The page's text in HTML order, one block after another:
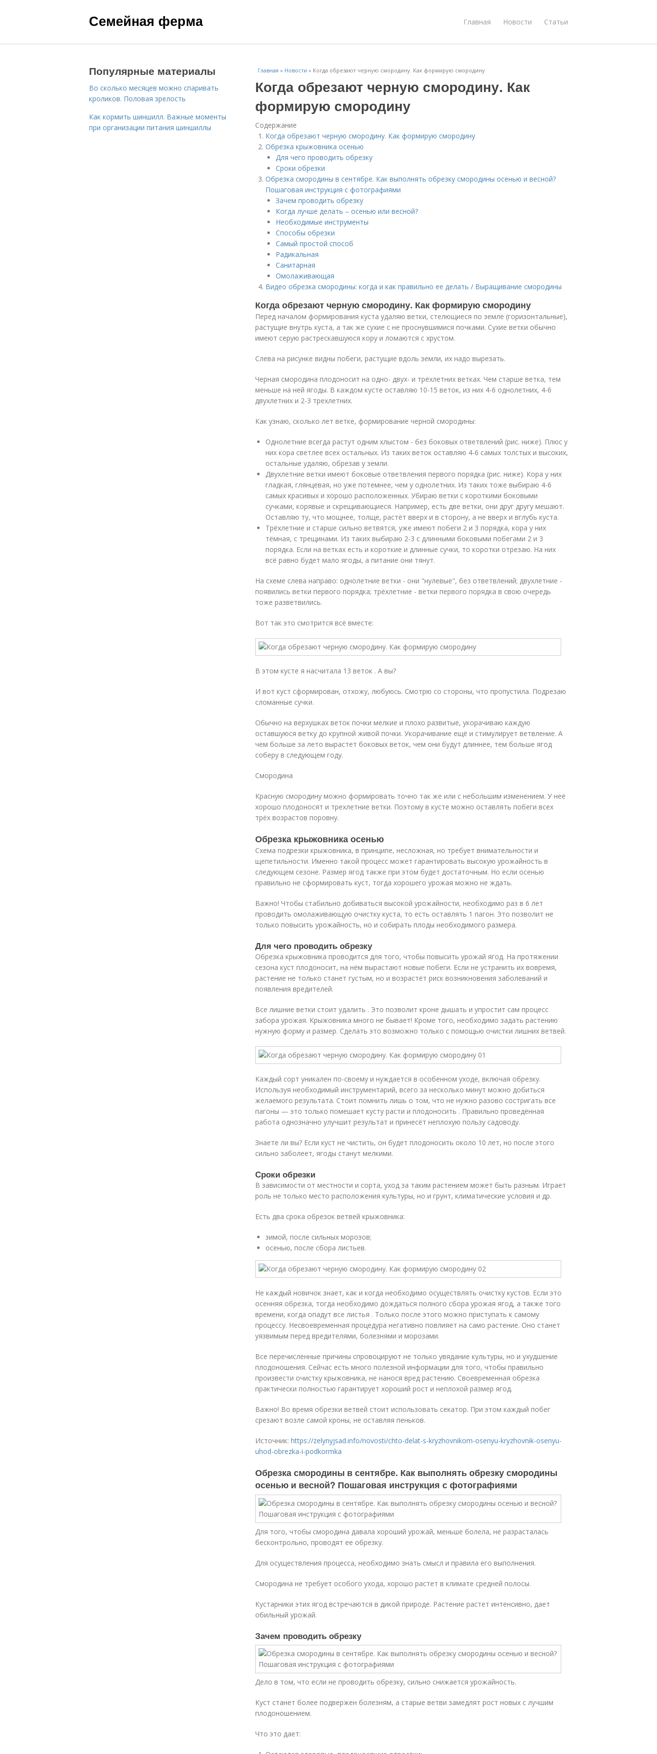
Семейная ферма Главная Новости Статьи
Главная » Новости » Когда обрезают черную смородину. Как формирую смородину
Когда обрезают черную смородину. Как
формирую смородину
Содержание
Когда обрезают черную смородину. Как формирую смородину
Обрезка крыжовника осенью
Для чего проводить обрезку
Сроки обрезки
Обрезка смородины в сентябре. Как выполнять обрезку смородины осенью и весной?
Пошаговая инструкция с фотографиями
Зачем проводить обрезку
Когда лучше делать – осенью или весной?
Необходимые инструменты
Способы обрезки
Самый простой способ
Радикальная
Санитарная
Омолаживающая
Видео обрезка смородины: когда и как правильно ее делать / Выращивание смородины
Когда обрезают черную смородину. Как формирую смородину
Перед началом формирования куста удаляю ветки, стелющиеся по земле (горизонтальные),
растущие внутрь куста, а так же сухие с не проснувшимися почками. Сухие ветки обычно
имеют серую растрескавшуюся кору и ломаются с хрустом.
Слева на рисунке видны побеги, растущие вдоль земли, их надо вырезать.
Черная смородина плодоносит на одно- двух- и трёхлетних ветках. Чем старше ветка, тем
меньше на ней ягоды. В каждом кусте оставляю 10-15 веток, из них 4-6 однолетних, 4-6
двухлетних и 2-3 трехлетних.
Как узнаю, сколько лет ветке, формирование черной смородины:
Однолетние всегда растут одним хлыстом - без боковых ответвлений (рис. ниже). Плюс у
них кора светлее всех остальных. Из таких веток оставляю 4-6 самых толстых и высоких,
остальные удаляю, обрезав у земли.
Двухлетние ветки имеют боковые ответвления первого порядка (рис. ниже). Кора у них
гладкая, глянцевая, но уже потемнее, чем у однолетних. Из таких тоже выбираю 4-6
самых красивых и хорошо расположенных. Убираю ветки с короткими боковыми
сучками, корявые и скрещивающиеся. Например, есть две ветки, они друг другу мешают.
Оставляю ту, что мощнее, толще, растёт вверх и в сторону, а не вверх и вглубь куста.
Трёхлетние и старше сильно ветвятся, уже имеют побеги 2 и 3 порядка, кора у них
тёмная, с трещинами. Из таких выбираю 2-3 с длинными боковыми побегами 2 и 3
порядка. Если на ветках есть и короткие и длинные сучки, то коротки отрезаю. На них
всё равно будет мало ягоды, а питание они тянут.
На схеме слева направо: однолетние ветки - они "нулевые", без ответвлений; двухлетние -
появились ветки первого порядка; трёхлетние - ветки первого порядка в свою очередь
тоже разветвились.
Вот так это смотрится всё вместе:
В этом кусте я насчитала 13 веток . А вы?
И вот куст сформирован, отхожу, любуюсь. Смотрю со стороны, что пропустила. Подрезаю
сломанные сучки.
Обычно на верхушках веток почки мелкие и плохо развитые, укорачиваю каждую
оставшуюся ветку до крупной живой почки. Укорачивание ещё и стимулирует ветвление. А
чем больше за лето вырастет боковых веток, чем они будут длиннее, тем больше ягод
соберу в следующем году.
Смородина
Красную смородину можно формировать точно так же или с небольшим изменением. У неё
хорошо плодоносят и трехлетние ветки. Поэтому в кусте можно оставлять побеги всех
трёх возрастов поровну.
Обрезка крыжовника осенью
Схема подрезки крыжовника, в принципе, несложная, но требует внимательности и
щепетильности. Именно такой процесс может гарантировать высокую урожайность в
следующем сезоне. Размер ягод также при этом будет достаточным. Но если осенью
правильно не сформировать куст, тогда хорошего урожая можно не ждать.
Важно! Чтобы стабильно добиваться высокой урожайности, необходимо раз в 6 лет
проводить омолаживающую очистку куста, то есть оставлять 1 пагон. Это позволит не
только повысить урожайность, но и собирать плоды необходимого размера.
Для чего проводить обрезку
Обрезка крыжовника проводится для того, чтобы повысить урожай ягод. На протяжении
сезона куст плодоносит, на нём вырастают новые побеги. Если не устранить их вовремя,
растение не только станет густым, но и возрастёт риск возникновения заболеваний и
появления вредителей.
Все лишние ветки стоит удалить . Это позволит кроне дышать и упростит сам процесс
забора урожая. Крыжовника много не бывает! Кроме того, необходимо задать растению
нужную форму и размер. Сделать это возможно только с помощью очистки лишних ветвей.
Каждый сорт уникален по-своему и нуждается в особенном уходе, включая обрезку.
Используя необходимый инструментарий, всего за несколько минут можно добиться
желаемого результата. Стоит помнить лишь о том, что не нужно разово состригать все
пагоны — это только помешает кусту расти и плодоносить . Правильно проведённая
работа однозначно улучшит результат и принесёт неплохую пользу садоводу.
Знаете ли вы? Если куст не чистить, он будет плодоносить около 10 лет, но после этого
сильно заболеет, ягоды станут мелкими.
Сроки обрезки
В зависимости от местности и сорта, уход за таким растением может быть разным. Играет
роль не только место расположения культуры, но и грунт, климатические условия и др.
Есть два срока обрезок ветвей крыжовника:
зимой, после сильных морозов;
осенью, после сбора листьев.
Не каждый новичок знает, как и когда необходимо осуществлять очистку кустов. Если это
осенняя обрезка, тогда необходимо дождаться полного сбора урожая ягод, а также того
времени, когда опадут все листья . Только после этого можно приступать к самому
процессу. Несвоевременная процедура негативно повлияет на само растение. Оно станет
уязвимым перед вредителями, болезнями и морозами.
Все перечисленные причины спровоцируют не только увядание культуры, но и ухудшение
плодоношения. Сейчас есть много полезной информации для того, чтобы правильно
произвести очистку крыжовника, не нанося вред растению. Своевременная обрезка
практически полностью гарантирует хороший рост и неплохой размер ягод.
Важно! Во время обрезки ветвей стоит использовать секатор. При этом каждый побег
срезают возле самой кроны, не оставляя пеньков.
Источник: https://zelynyjsad.info/novosti/chto-delat-s-kryzhovnikom-osenyu-kryzhovnik-osenyu-
uhod-obrezka-i-podkormka
Обрезка смородины в сентябре. Как выполнять обрезку смородины
осенью и весной? Пошаговая инструкция с фотографиями
Для того, чтобы смородина давала хороший урожай, меньше болела, не разрасталась
бесконтрольно, проводят ее обрезку.
Для осуществления процесса, необходимо знать смысл и правила его выполнения.
Смородина не требует особого ухода, хорошо растет в климате средней полосы.
Кустарники этих ягод встречаются в дикой природе. Растение растет интенсивно, дает
обильный урожай.
Зачем проводить обрезку
Дело в том, что если не проводить обрезку, сильно снижается урожайность.
Куст станет более подвержен болезням, а старые ветви замедлят рост новых с лучшим
плодоношением.
Что это дает:
Популярные материалы
Во сколько месяцев можно спаривать
кроликов. Половая зрелость
Как кормить шиншилл. Важные моменты
при организации питания шиншиллы